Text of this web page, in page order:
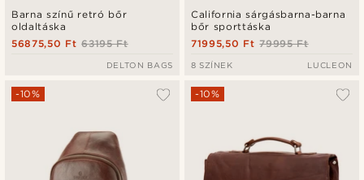
Barna színű retró bőr
oldaltáska
63195 Ft
56875,50 Ft
DELTON BAGS
California sárgásbarna-barna
bőr sporttáska
79995 Ft
71995,50 Ft
8 SZÍNEK LUCLEON
-10% -10%